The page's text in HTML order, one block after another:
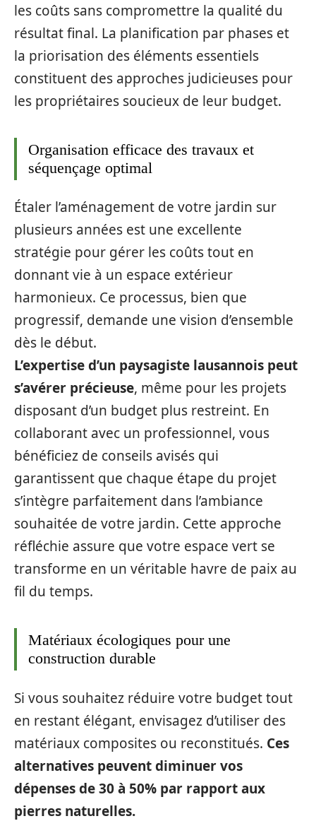
les coûts sans compromettre la qualité du
résultat final. La planification par phases et
la priorisation des éléments essentiels
constituent des approches judicieuses pour
les propriétaires soucieux de leur budget.
Organisation efficace des travaux et
séquençage optimal
Étaler l’aménagement de votre jardin sur
plusieurs années est une excellente
stratégie pour gérer les coûts tout en
donnant vie à un espace extérieur
harmonieux. Ce processus, bien que
progressif, demande une vision d’ensemble
dès le début.
L’expertise d’un paysagiste lausannois peut
s’avérer précieuse, même pour les projets
disposant d’un budget plus restreint. En
collaborant avec un professionnel, vous
bénéficiez de conseils avisés qui
garantissent que chaque étape du projet
s’intègre parfaitement dans l’ambiance
souhaitée de votre jardin. Cette approche
réfléchie assure que votre espace vert se
transforme en un véritable havre de paix au
fil du temps.
Matériaux écologiques pour une
construction durable
Si vous souhaitez réduire votre budget tout
en restant élégant, envisagez d’utiliser des
matériaux composites ou reconstitués. Ces
alternatives peuvent diminuer vos
dépenses de 30 à 50% par rapport aux
pierres naturelles.